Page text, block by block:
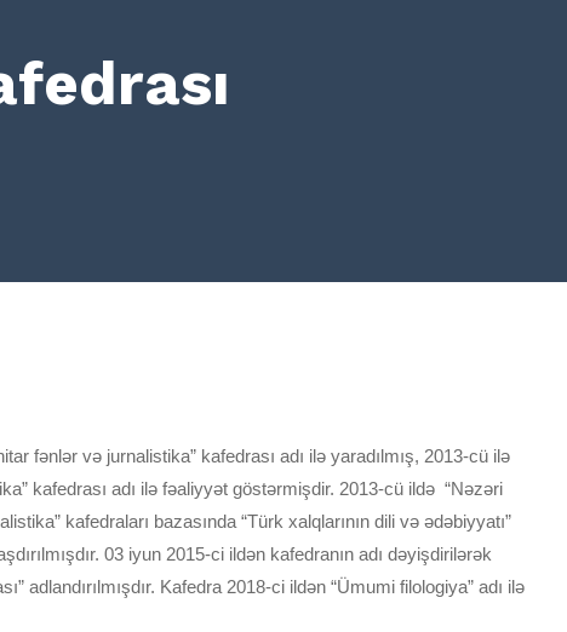
fənlər və jurnalistika” kafedrası adı ilə yaradılmış, 2013-cü ilə
kafedrası adı ilə fəaliyyət göstərmişdir. 2013-cü ildə “Nəzəri
kafedraları bazasında “Türk xalqlarının dili və ədəbiyyatı”
03 iyun 2015-ci ildən kafedranın adı dəyişdirilərək
adlandırılmışdır. Kafedra 2018-ci ildən “Ümumi filologiya” adı ilə